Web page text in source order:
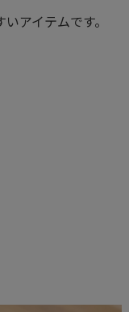
アイテムです。